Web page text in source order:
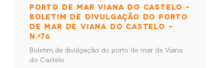
PORTO DE MAR VIANA DO CASTELO –
BOLETIM DE DIVULGAÇÃO DO PORTO
DE MAR DE VIANA DO CASTELO –
N.º76
Boletim de divulgação do porto de mar de Viana
do Castelo